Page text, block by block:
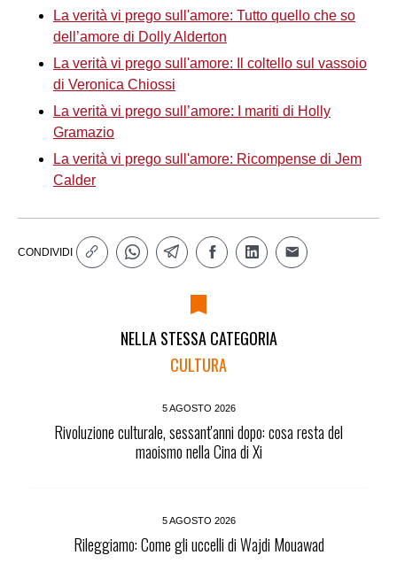
La verità vi prego sull'amore: Tutto quello che so
dell’amore di Dolly Alderton
La verità vi prego sull'amore: Il coltello sul vassoio
di Veronica Chiossi
La verità vi prego sull’amore: I mariti di Holly
Gramazio
La verità vi prego sull'amore: Ricompense di Jem
Calder
CONDIVIDI
NELLA STESSA CATEGORIA
CULTURA
5 AGOSTO 2026
Rivoluzione culturale, sessant'anni dopo: cosa resta del
maoismo nella Cina di Xi
5 AGOSTO 2026
Rileggiamo: Come gli uccelli di Wajdi Mouawad